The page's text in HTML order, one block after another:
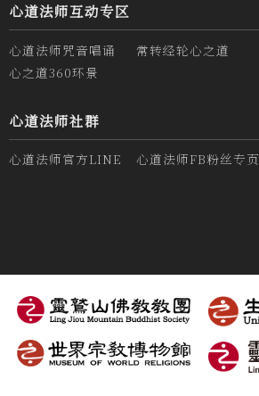
心道法师互动专区
心道法师咒音唱诵 常转经轮心之道
心之道360环景
心道法师社群
心道法师官方LINE 心道法师FB粉丝专页